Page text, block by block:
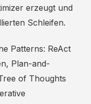
erzeugt und
Schleifen.
Patterns: ReAct
Plan-and-
of Thoughts